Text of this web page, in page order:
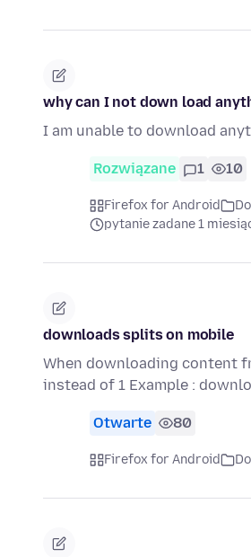
why can I not down load
I am unable to download
Rozwiązane 1 10
Firefox for Android
pytanie zadane 1
downloads splits on mobile
When downloading content
instead of 1 Example :
Otwarte 80
Firefox for Android